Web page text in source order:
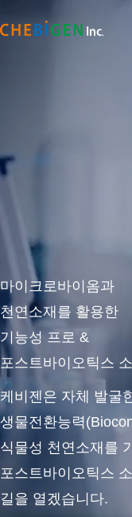
마이크로바이옴과
천연소재를 활용한
기능성 프로 &
포스트바이오틱스
케비젠은 자체 발굴
생물전환능력
식물성 천연소재를
포스트바이오틱스
길을 열겠습니다.